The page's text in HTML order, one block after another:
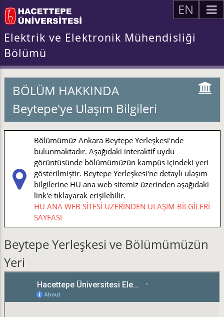
EN
Elektrik ve Elektronik Mühendisliği
Bölümü
BÖLÜM HAKKINDA
Beytepe'ye Ulaşım Bilgileri
Bölümümüz Ankara Beytepe Yerleşkesi'nde
bulunmaktadır. Aşağıdaki interaktif uydu
görüntüsünde bölümümüzün kampüs içindeki yeri
gösterilmiştir. Beytepe Yerleşkesi'ne detaylı ulaşım
bilgilerine HÜ ana web sitemiz üzerinden aşağıdaki
link'e tıklayarak erişilebilir.
HÜ ANA WEB SİTESİ ÜZERİNDEN ULAŞIM BİLGİLERİ
SAYFASI
Beytepe Yerleşkesi ve Bölümümüzün
Yeri